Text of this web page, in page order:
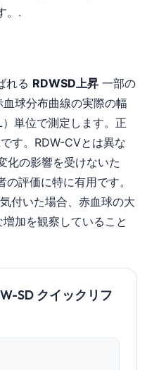
。.
れる RDWSD上昇 一部の
球分布曲線の実際の幅
単位で測定します。正
す。RDW-CVとは異な
化の影響を受けないた
評価に特に有用です。
付いた場合、赤血球の大
加を観察していること
SD クイックリフ